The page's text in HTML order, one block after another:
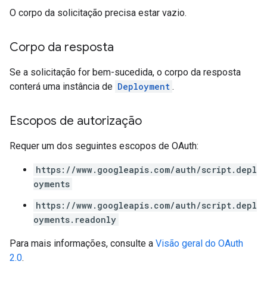
O corpo da solicitação precisa estar vazio.
Corpo da resposta
Se a solicitação for bem-sucedida, o corpo da resposta
conterá uma instância de Deployment .
Escopos de autorização
Requer um dos seguintes escopos de OAuth:
https://www.googleapis.com/auth/script.depl
oyments
https://www.googleapis.com/auth/script.depl
oyments.readonly
Para mais informações, consulte a Visão geral do OAuth
2.0.